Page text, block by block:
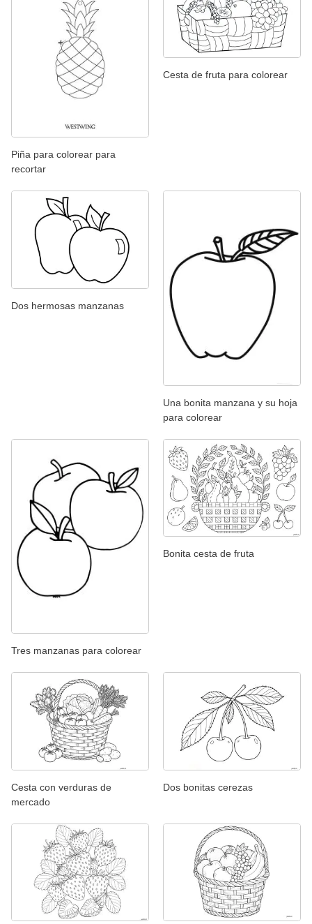
Piña para colorear para
recortar
Cesta de fruta para colorear
Dos hermosas manzanas
Una bonita manzana y su hoja
para colorear
Tres manzanas para colorear
Bonita cesta de fruta
Cesta con verduras de
mercado
Dos bonitas cerezas